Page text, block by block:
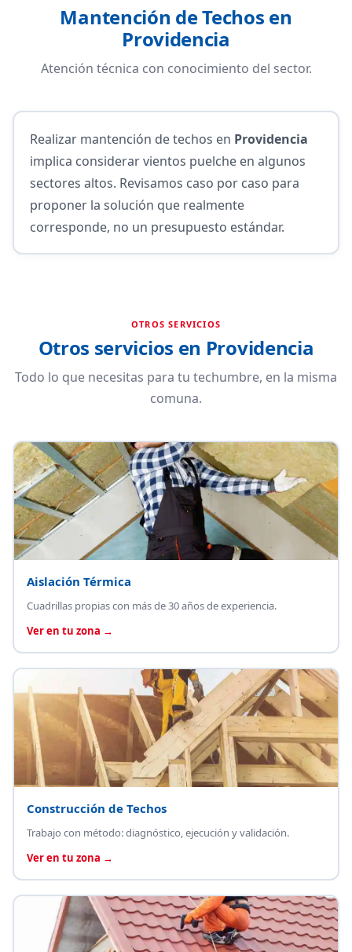
Mantención de Techos en
Providencia
Atención técnica con conocimiento del sector.
Realizar mantención de techos en Providencia
implica considerar vientos puelche en algunos
sectores altos. Revisamos caso por caso para
proponer la solución que realmente
corresponde, no un presupuesto estándar.
OTROS SERVICIOS
Otros servicios en Providencia
Todo lo que necesitas para tu techumbre, en la misma
comuna.
Aislación Térmica
Cuadrillas propias con más de 30 años de experiencia.
Ver en tu zona →
Construcción de Techos
Trabajo con método: diagnóstico, ejecución y validación.
Ver en tu zona →